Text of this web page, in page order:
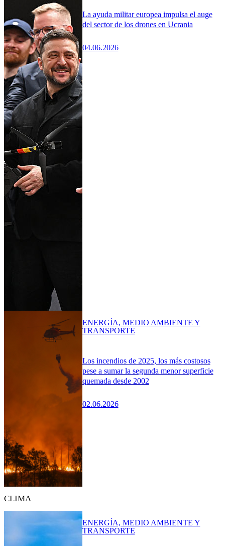
La ayuda militar europea impulsa el auge
del sector de los drones en Ucrania
04.06.2026
Los incendios de 2025, los más costosos
pese a sumar la segunda menor superficie
quemada desde 2002
02.06.2026
ENERGÍA, MEDIO AMBIENTE Y
TRANSPORTE
CLIMA
ENERGÍA, MEDIO AMBIENTE Y
TRANSPORTE